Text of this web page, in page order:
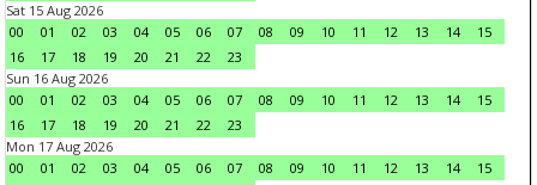
Sat 15 Aug 2026
00
01 02 03 04 05 06 07 08 09 10 11 12 13 14
15
16
17 18 19 20 21 22
23
Sun 16 Aug 2026
00
01 02 03 04 05 06 07 08 09 10 11 12 13 14
15
16
17 18 19 20 21 22
23
Mon 17 Aug 2026
00
01 02 03 04 05 06 07 08 09 10 11 12 13 14
15